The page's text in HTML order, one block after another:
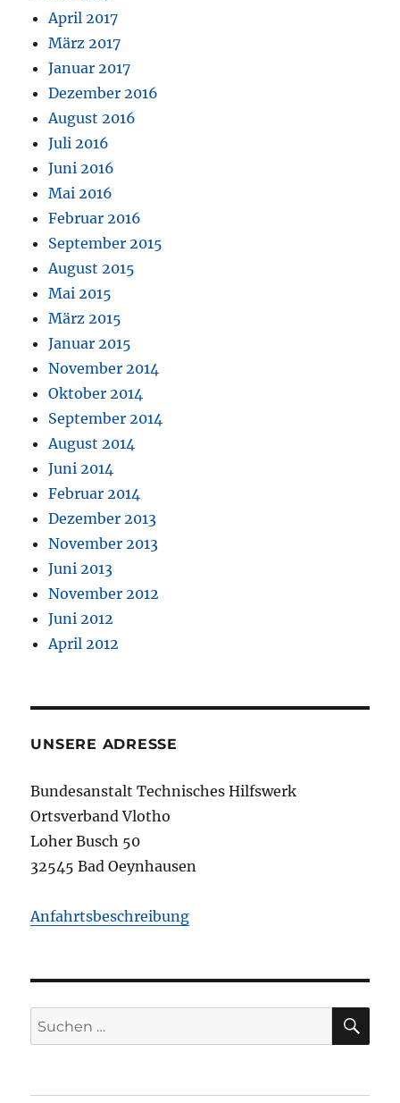
April 2017
März 2017
Januar 2017
Dezember 2016
August 2016
Juli 2016
Juni 2016
Mai 2016
Februar 2016
September 2015
August 2015
Mai 2015
März 2015
Januar 2015
November 2014
Oktober 2014
September 2014
August 2014
Juni 2014
Februar 2014
Dezember 2013
November 2013
Juni 2013
November 2012
Juni 2012
April 2012
UNSERE ADRESSE
Bundesanstalt Technisches Hilfswerk
Ortsverband Vlotho
Loher Busch 50
32545 Bad Oeynhausen
Anfahrtsbeschreibung
Suchen
nach: